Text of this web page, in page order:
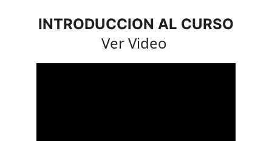
INTRODUCCION AL CURSO
Ver Video